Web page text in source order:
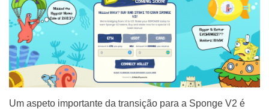
Um aspeto importante da transição para a Sponge V2 é